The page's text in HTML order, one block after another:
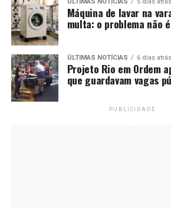
Máquina de lavar na
multa: o problema não
ÚLTIMAS NOTÍCIAS 6 dias atrás
Projeto Rio em Ordem
que guardavam vagas
PUBLICIDADE